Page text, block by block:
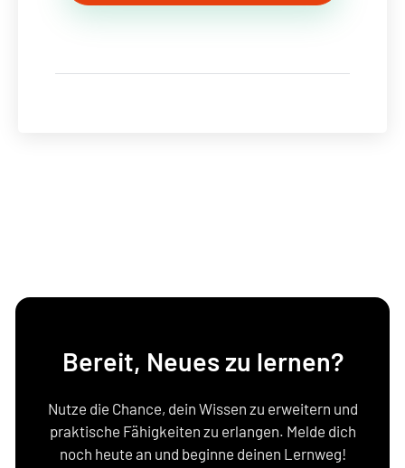
Bereit, Neues zu lernen?
Nutze die Chance, dein Wissen zu erweitern und
praktische Fähigkeiten zu erlangen. Melde dich
noch heute an und beginne deinen Lernweg!